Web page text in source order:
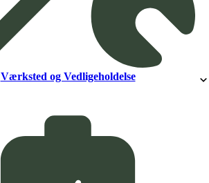
Værksted og Vedligeholdelse